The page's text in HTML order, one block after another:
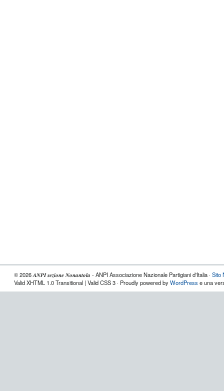
© 2026 𝑨𝑵𝑷𝑰 𝒔𝒆𝒛𝒊𝒐𝒏𝒆 𝑵𝒐𝒏𝒂𝒏𝒕𝒐𝒍𝒂 - ANPI Associazione Nazionale Partigiani d'Italia · Sito
Valid XHTML 1.0 Transitional | Valid CSS 3 · Proudly powered byWordPress e una